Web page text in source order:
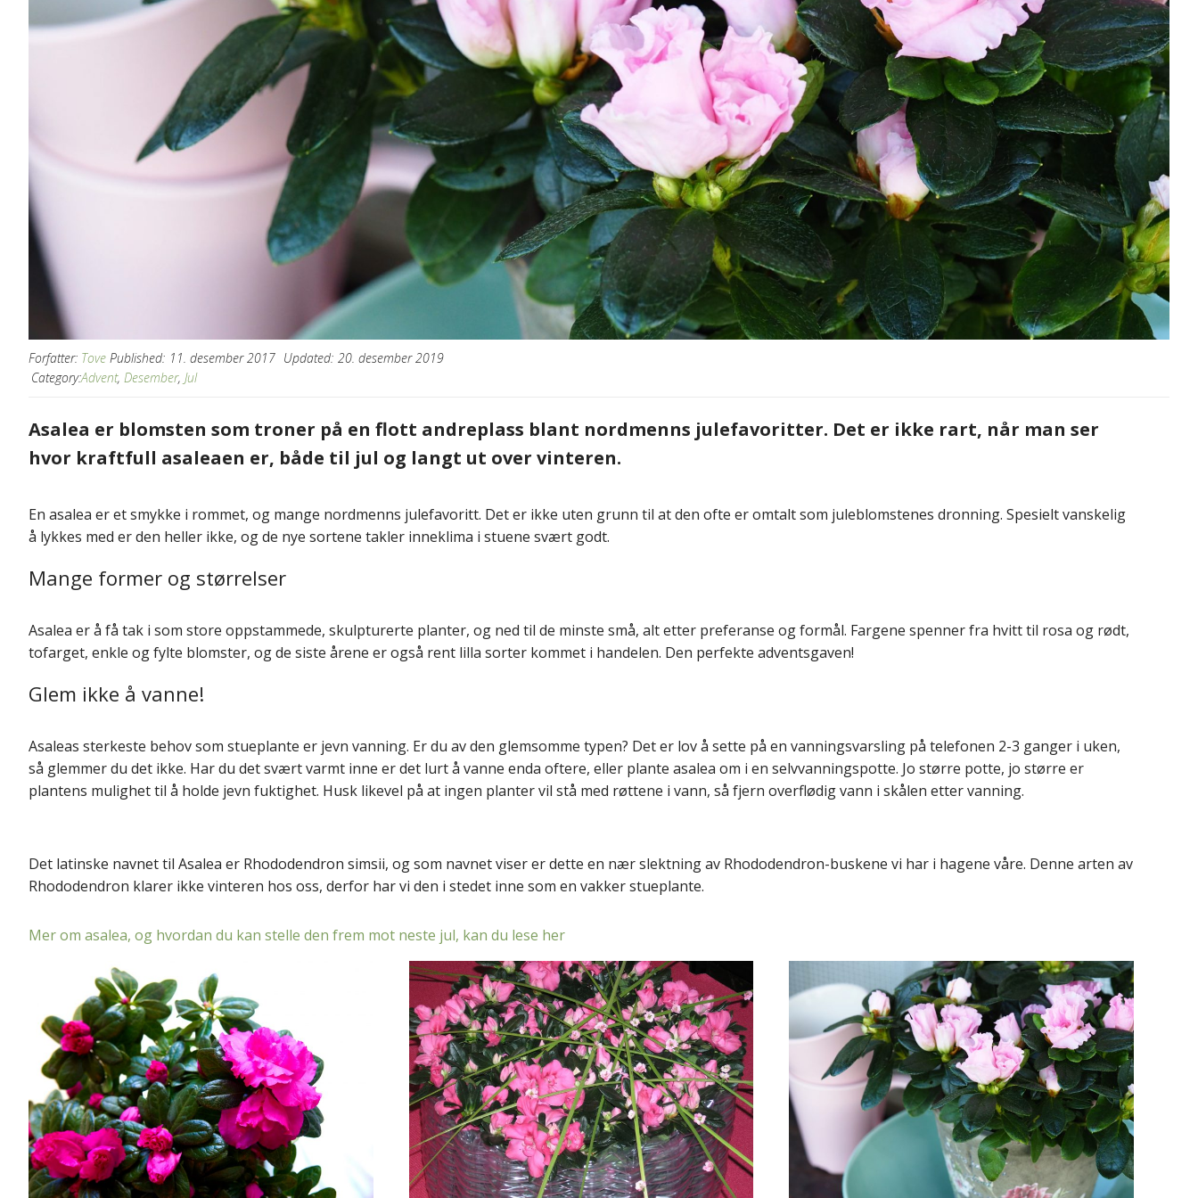
Forfatter: Tove Published: 11. desember 2017 Updated: 20. desember 2019
Category:Advent, Desember, Jul
Asalea er blomsten som troner på en flott andreplass blant nordmenns julefavoritter. Det er ikke rart, når man ser
hvor kraftfull asaleaen er, både til jul og langt ut over vinteren.
En asalea er et smykke i rommet, og mange nordmenns julefavoritt. Det er ikke uten grunn til at den ofte er omtalt som juleblomstenes dronning. Spesielt vanskelig
å lykkes med er den heller ikke, og de nye sortene takler inneklima i stuene svært godt.
Mange former og størrelser
Asalea er å få tak i som store oppstammede, skulpturerte planter, og ned til de minste små, alt etter preferanse og formål. Fargene spenner fra hvitt til rosa og rødt,
tofarget, enkle og fylte blomster, og de siste årene er også rent lilla sorter kommet i handelen. Den perfekte adventsgaven!
Glem ikke å vanne!
Asaleas sterkeste behov som stueplante er jevn vanning. Er du av den glemsomme typen? Det er lov å sette på en vanningsvarsling på telefonen 2-3 ganger i uken,
så glemmer du det ikke. Har du det svært varmt inne er det lurt å vanne enda oftere, eller plante asalea om i en selvvanningspotte. Jo større potte, jo større er
plantens mulighet til å holde jevn fuktighet. Husk likevel på at ingen planter vil stå med røttene i vann, så fjern overflødig vann i skålen etter vanning.
Det latinske navnet til Asalea er Rhododendron simsii, og som navnet viser er dette en nær slektning av Rhododendron-buskene vi har i hagene våre. Denne arten av
Rhododendron klarer ikke vinteren hos oss, derfor har vi den i stedet inne som en vakker stueplante.
Mer om asalea, og hvordan du kan stelle den frem mot neste jul, kan du lese her